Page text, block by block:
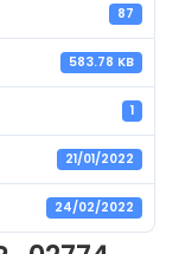
87
583.78 KB
1
21/01/2022
24/02/2022